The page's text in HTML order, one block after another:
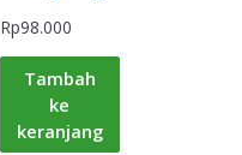
Rp98.000
Tambah
ke
keranjang